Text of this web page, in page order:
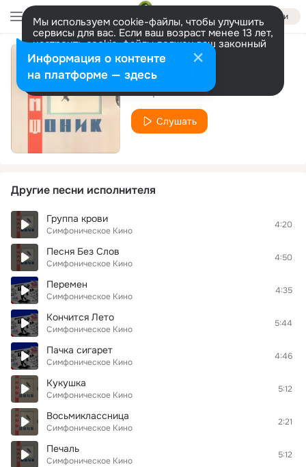
Войти
Мы используем cookie-файлы, чтобы улучшить
сервисы для вас. Если ваш возраст менее 13 лет,
настроить cookie-файлы должен ваш законный
представитель. Больше информации
Разрешить все Настроить
Спокойная ночь
Симфоническое Кино
Слушать
Другие песни исполнителя
Группа крови
Симфоническое Кино
4:20
Песня Без Слов
Симфоническое Кино
4:50
Перемен
Симфоническое Кино
4:35
Кончится Лето
Симфоническое Кино
5:44
Пачка сигарет
Симфоническое Кино
4:46
Кукушка
Симфоническое Кино
5:12
Восьмиклассница
Симфоническое Кино
2:21
Печаль
Симфоническое Кино
5:12
Информация о контенте
на платформе — здесь